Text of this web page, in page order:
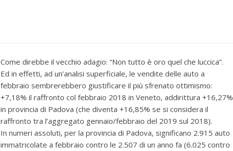
Come direbbe il vecchio adagio: “Non tutto è oro quel che luccica”.
Ed in effetti, ad un’analisi superficiale, le vendite delle auto a
febbraio sembrerebbero giustificare il più sfrenato ottimismo:
+7,18% il raffronto col febbraio 2018 in Veneto, addirittura +16,27%
in provincia di Padova (che diventa +16,85% se si considera il
raffronto tra l’aggregato gennaio/febbraio del 2019 sul 2018).
In numeri assoluti, per la provincia di Padova, significano 2.915 auto
immatricolate a febbraio contro le 2.507 di un anno fa (6.025 contro